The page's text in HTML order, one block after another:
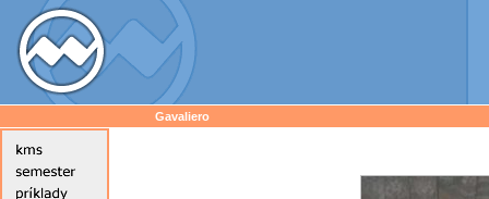
Gavaliero